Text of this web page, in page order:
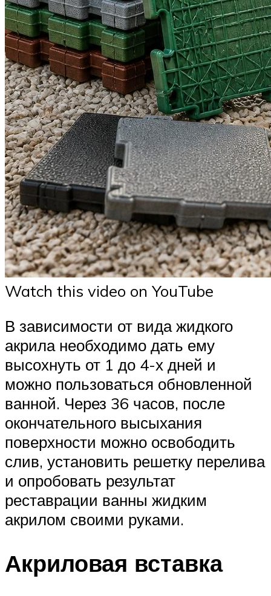
Watch this video on YouTube
В зависимости от вида жидкого
акрила необходимо дать ему
высохнуть от 1 до 4-х дней и
можно пользоваться обновленной
ванной. Через 36 часов, после
окончательного высыхания
поверхности можно освободить
слив, установить решетку перелива
и опробовать результат
реставрации ванны жидким
акрилом своими руками.
Акриловая вставка